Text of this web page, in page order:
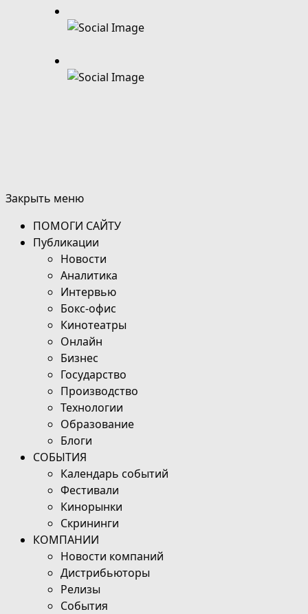
Закрыть меню
ПОМОГИ САЙТУ
Публикации
Новости
Аналитика
Интервью
Бокс-офис
Кинотеатры
Онлайн
Бизнес
Государство
Производство
Технологии
Образование
Блоги
СОБЫТИЯ
Календарь событий
Фестивали
Кинорынки
Скрининги
КОМПАНИИ
Новости компаний
Дистрибьюторы
Релизы
События